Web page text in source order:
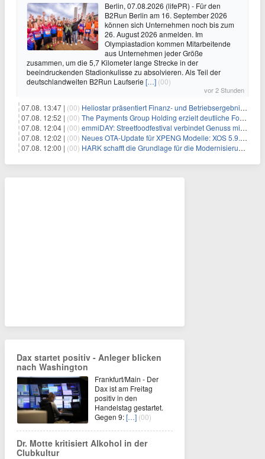
Berlin, 07.08.2026 (lifePR) - Für den
B2Run Berlin am 16. September 2026
können sich Unternehmen noch bis zum
26. August 2026 anmelden. Im
Olympiastadion kommen Mitarbeitende
aus Unternehmen jeder Größe
zusammen, um die 5,7 Kilometer lange Strecke in der
beeindruckenden Stadionkulisse zu absolvieren. Als Teil der
deutschlandweiten B2Run Laufserie […] (00)
vor 2 Stunden
07.08. 13:47 | (00) Heliostar präsentiert Finanz- und Betriebsergebnis für das zweite Quartal 2026 mit Goldproduktion und Barreserven in Rekordhöhe
07.08. 12:52 | (00) The Payments Group Holding erzielt deutliche Fortschritte bei ihren AI-Projekten
07.08. 12:04 | (00) emmiDAY: Streetfoodfestival verbindet Genuss mit Engagement gegen Brustkrebs
07.08. 12:02 | (00) Neues OTA-Update für XPENG Modelle: XOS 5.9.5 erweitert Sicherheits-, Lade- und Komfortfunktionen
07.08. 12:00 | (00) HARK schafft die Grundlage für die Modernisierung seiner IBM i-Anwendungen
Dax startet positiv - Anleger blicken
nach Washington
Frankfurt/Main - Der
Dax ist am Freitag
positiv in den
Handelstag gestartet.
Gegen 9:[…] (00)
Dr. Motte kritisiert Alkohol in der
Clubkultur